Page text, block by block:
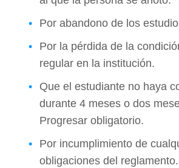
Por abandono de los
Por la pérdida de la
regular en la institución.
Que el estudiante no haya
durante 4 meses o dos
Progresar obligatorio.
Por incumplimiento de
obligaciones del reglamento.